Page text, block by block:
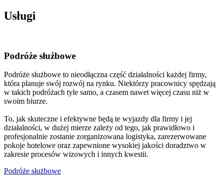
Usługi
Podróże służbowe
Podróże służbowe to nieodłączna część działalności każdej firmy,
która planuje swój rozwój na rynku. Niektórzy pracownicy spędzają
w takich podróżach tyle samo, a czasem nawet więcej czasu niż w
swoim biurze.
To, jak skuteczne i efektywne będą te wyjazdy dla firmy i jej
działalności, w dużej mierze zależy od tego, jak prawidłowo i
profesjonalnie zostanie zorganizowana logistyka, zarezerwowane
pokoje hotelowe oraz zapewnione wysokiej jakości doradztwo w
zakresie procesów wizowych i innych kwestii.
Podróże służbowe